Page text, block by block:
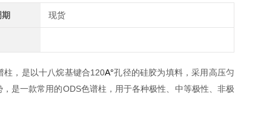
现货
柱，是以十八烷基键合120A°孔径的硅胶为填料，采用高压匀
是一款常用的ODS色谱柱，用于各种极性、中等极性、非极